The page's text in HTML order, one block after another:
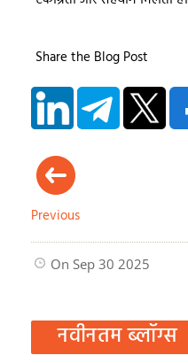
Share the Blog Post
Previous
On Sep 30 2025
नवीनतम ब्लॉग्स